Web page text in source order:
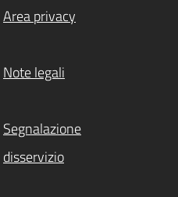
Area privacy
Note legali
Segnalazione
disservizio